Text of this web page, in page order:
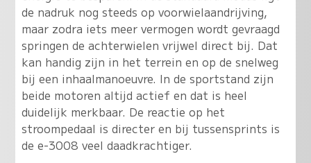
de nadruk nog steeds op voorwielaandrijving,
maar zodra iets meer vermogen wordt gevraagd
springen de achterwielen vrijwel direct bij. Dat
kan handig zijn in het terrein en op de snelweg
bij een inhaalmanoeuvre. In de sportstand zijn
beide motoren altijd actief en dat is heel
duidelijk merkbaar. De reactie op het
stroompedaal is directer en bij tussensprints is
de e-3008 veel daadkrachtiger.